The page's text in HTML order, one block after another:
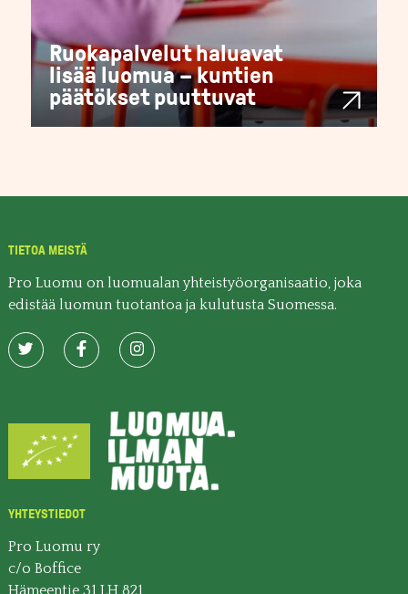
Ruokapalvelut haluavat
lisää luomua – kuntien
päätökset puuttuvat
TIETOA MEISTÄ
Pro Luomu on luomualan yhteistyöorganisaatio, joka
edistää luomun tuotantoa ja kulutusta Suomessa.
YHTEYSTIEDOT
Pro Luomu ry
c/o Boffice
Hämeentie 31 LH 821